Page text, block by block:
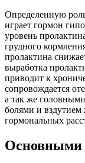
Определенную
играет гормон
уровень
грудного
пролактина
выработка
приводит к
сопровождается
а так же
болями и
гормональных
Основными